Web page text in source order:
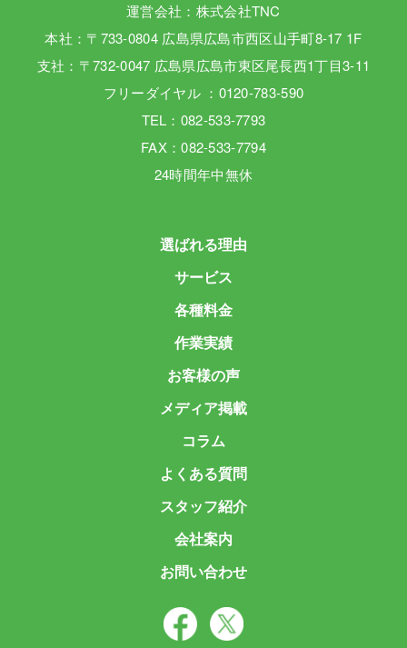
運営会社：株式会社TNC
本社：〒733-0804 広島県広島市西区山手町8-17 1F
支社：〒732-0047 広島県広島市東区尾長西1丁目3-11
フリーダイヤル ：0120-783-590
TEL：082-533-7793
FAX：082-533-7794
24時間年中無休
選ばれる理由
サービス
各種料金
作業実績
お客様の声
メディア掲載
コラム
よくある質問
スタッフ紹介
会社案内
お問い合わせ